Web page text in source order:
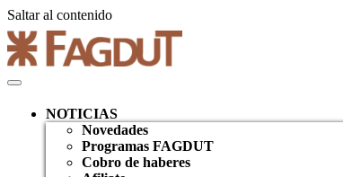
Saltar al contenido
NOTICIAS
Novedades
Programas FAGDUT
Cobro de haberes